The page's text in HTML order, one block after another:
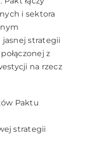
i sektora
strategii
z
na rzecz
Paktu
strategii